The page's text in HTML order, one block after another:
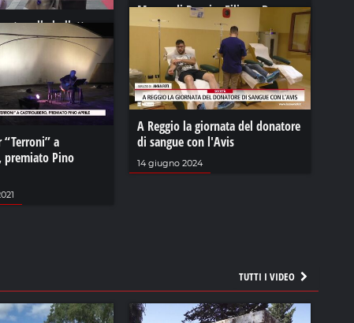
Museo di Reggio: Filippo Demma
direttore ad interim
18 novembre 2023
sulla bolletta
quasi rassegnati
A Reggio la giornata del donatore
di sangue con l'Avis
14 giugno 2024
a
premiato Pino
TUTTI I VIDEO